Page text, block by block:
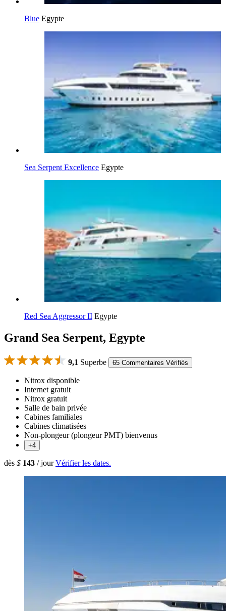
Blue Egypte
Sea Serpent Excellence Egypte
Red Sea Aggressor II Egypte
Grand Sea Serpent, Egypte
9,1 Superbe 65 Commentaires Vérifiés
Nitrox disponible
Internet gratuit
Nitrox gratuit
Salle de bain privée
Cabines familiales
Cabines climatisées
Non-plongeur (plongeur PMT) bienvenus
+4
dès $ 143 / jour Vérifier les dates.